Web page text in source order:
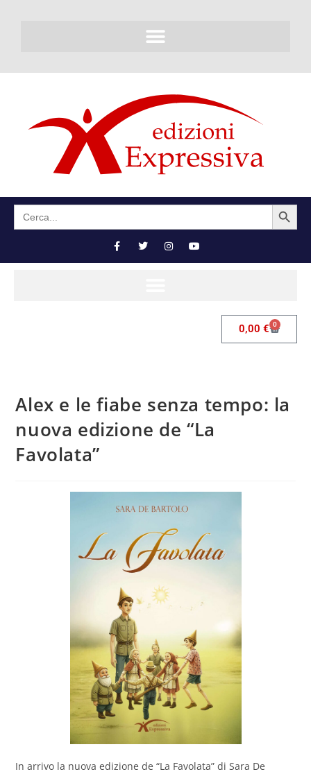
Search
for:
SEARCH BUTTON
0,00 € 0
Alex e le fiabe senza tempo: la
nuova edizione de “La
Favolata”
In arrivo la nuova edizione de “La Favolata” di Sara De